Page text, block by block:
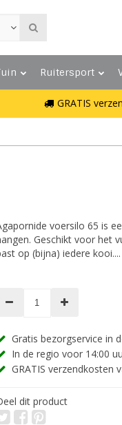
Ruitersport
GRATIS
voersilo 65 is
Geschikt voor het
op (bijna) iedere kooi....
Gratis bezorgservice in
In de regio voor 14:00
GRATIS verzendkosten
dit product